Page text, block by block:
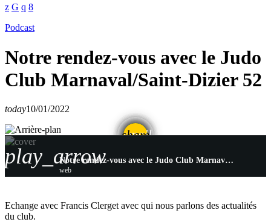
Podcast
Notre rendez-vous avec le Judo
Club Marnaval/Saint-Dizier 52
today10/01/2022
share
email
play_arrow Notre rendez-vous avec le Judo Club Marnaval/Saint-Dizier 52
web
Echange avec Francis Clerget avec qui nous parlons des actualités
du club.